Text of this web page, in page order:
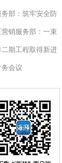
部：筑牢安全防
销服务部：一束
期工程取得新进
会议